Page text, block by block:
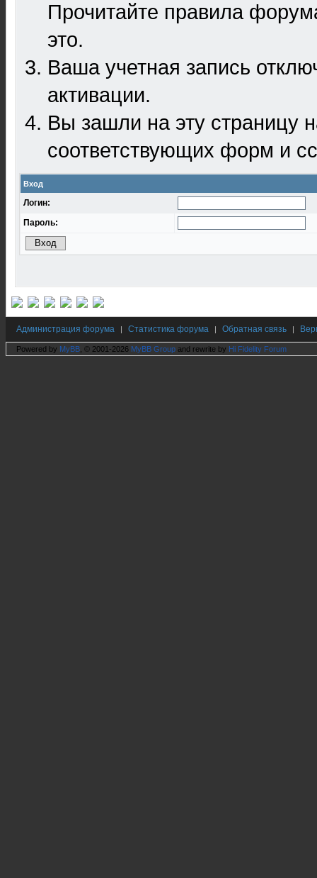
Прочитайте правила
это.
Ваша учетная запись
активации.
Вы зашли на эту
соответствующих форм и
Вход
Логин:
Пароль:
Администрация форума | Статистика форума | Обратная связь |
Powered by MyBB , © 2001-2026 MyBB Group and rewrite by Hi Fidelity Forum